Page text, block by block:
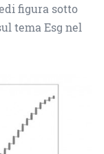
figura sotto
tema Esg nel